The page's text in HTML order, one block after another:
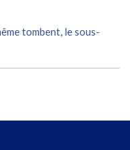
tombent, le sous-